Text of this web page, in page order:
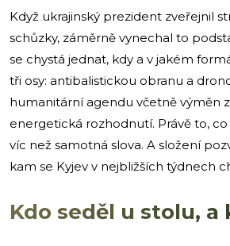
Když ukrajinský prezident zveřejnil
schůzky, záměrně vynechal to
se chystá jednat, kdy a v jakém
tři osy: antibalistickou obranu a
humanitární agendu včetně výměn
energetická rozhodnutí. Právě to,
víc než samotná slova. A složení
kam se Kyjev v nejbližších týdnech
Kdo seděl u stolu, a